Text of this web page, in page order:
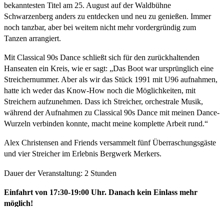
bekanntesten Titel am 25. August auf der Waldbühne
Schwarzenberg anders zu entdecken und neu zu genießen. Immer
noch tanzbar, aber bei weitem nicht mehr vordergründig zum
Tanzen arrangiert.
Mit Classical 90s Dance schließt sich für den zurückhaltenden
Hanseaten ein Kreis, wie er sagt: „Das Boot war ursprünglich eine
Streichernummer. Aber als wir das Stück 1991 mit U96 aufnahmen,
hatte ich weder das Know-How noch die Möglichkeiten, mit
Streichern aufzunehmen. Dass ich Streicher, orchestrale Musik,
während der Aufnahmen zu Classical 90s Dance mit meinen Dance-
Wurzeln verbinden konnte, macht meine komplette Arbeit rund.“
Alex Christensen and Friends versammelt fünf Überraschungsgäste
und vier Streicher im Erlebnis Bergwerk Merkers.
Dauer der Veranstaltung: 2 Stunden
Einfahrt von 17:30-19:00 Uhr. Danach kein Einlass mehr
möglich!